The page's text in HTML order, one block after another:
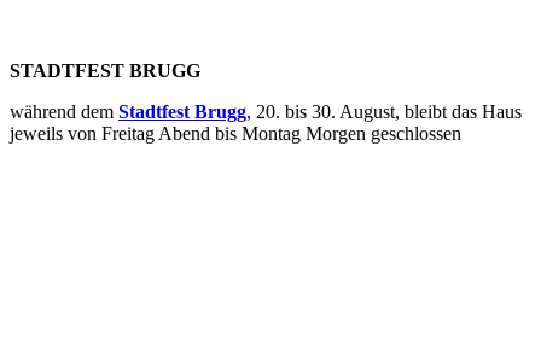
STADTFEST BRUGG
während dem Stadtfest Brugg, 20. bis 30. August, bleibt das Haus
jeweils von Freitag Abend bis Montag Morgen geschlossen